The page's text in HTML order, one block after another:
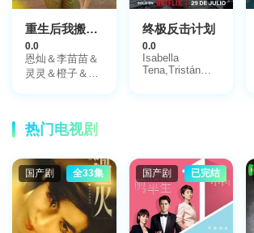
重生后我搬空仇家下乡去
0.0
恩灿＆李苗苗＆
灵灵＆橙子＆夏
终极反击计划
0.0
Isabella
Tena,Tristán
热门电视剧
国产剧 全33集 国产剧 已完结